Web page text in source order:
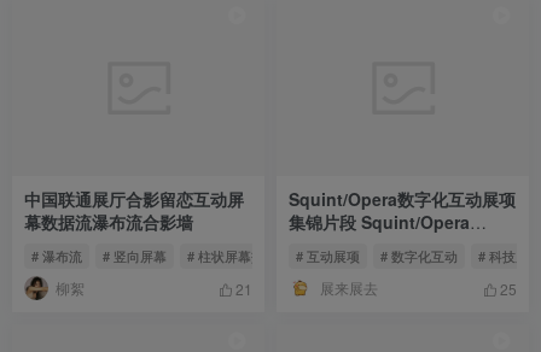
中国联通展厅合影留恋互动屏
幕数据流瀑布流合影墙
# 瀑布流 # 竖向屏幕 # 柱状屏幕交互
柳絮 21
Squint/Opera数字化互动展项
集锦片段 Squint/Opera
# 互动展项 # 数字化互动 # 科技展项
展来展去 25